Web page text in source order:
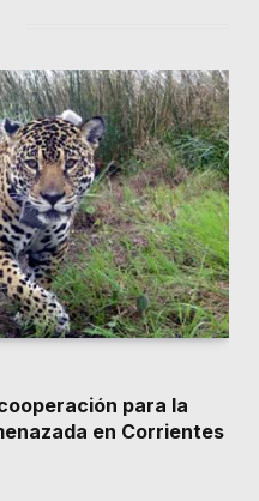
para la
en Corrientes